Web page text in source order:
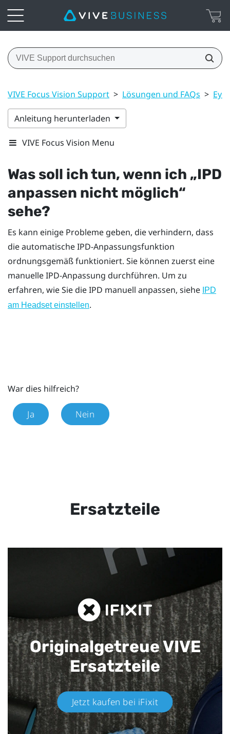
VIVE Focus Vision Support > Lösungen und FAQs >
Anleitung herunterladen
VIVE Focus Vision Menu
Was soll ich tun, wenn ich „IPD
anpassen nicht möglich​“‍
sehe?
Es kann einige Probleme geben, die verhindern, dass
die automatische IPD-Anpassungsfunktion
ordnungsgemäß funktioniert. Sie können zuerst eine
manuelle IPD-Anpassung durchführen. Um zu
erfahren, wie Sie die IPD manuell anpassen, siehe IPD
am Headset einstellen.
War dies hilfreich?
Ja Nein
Ersatzteile
Originalgetreue VIVE
Ersatzteile
Jetzt kaufen bei iFixit​